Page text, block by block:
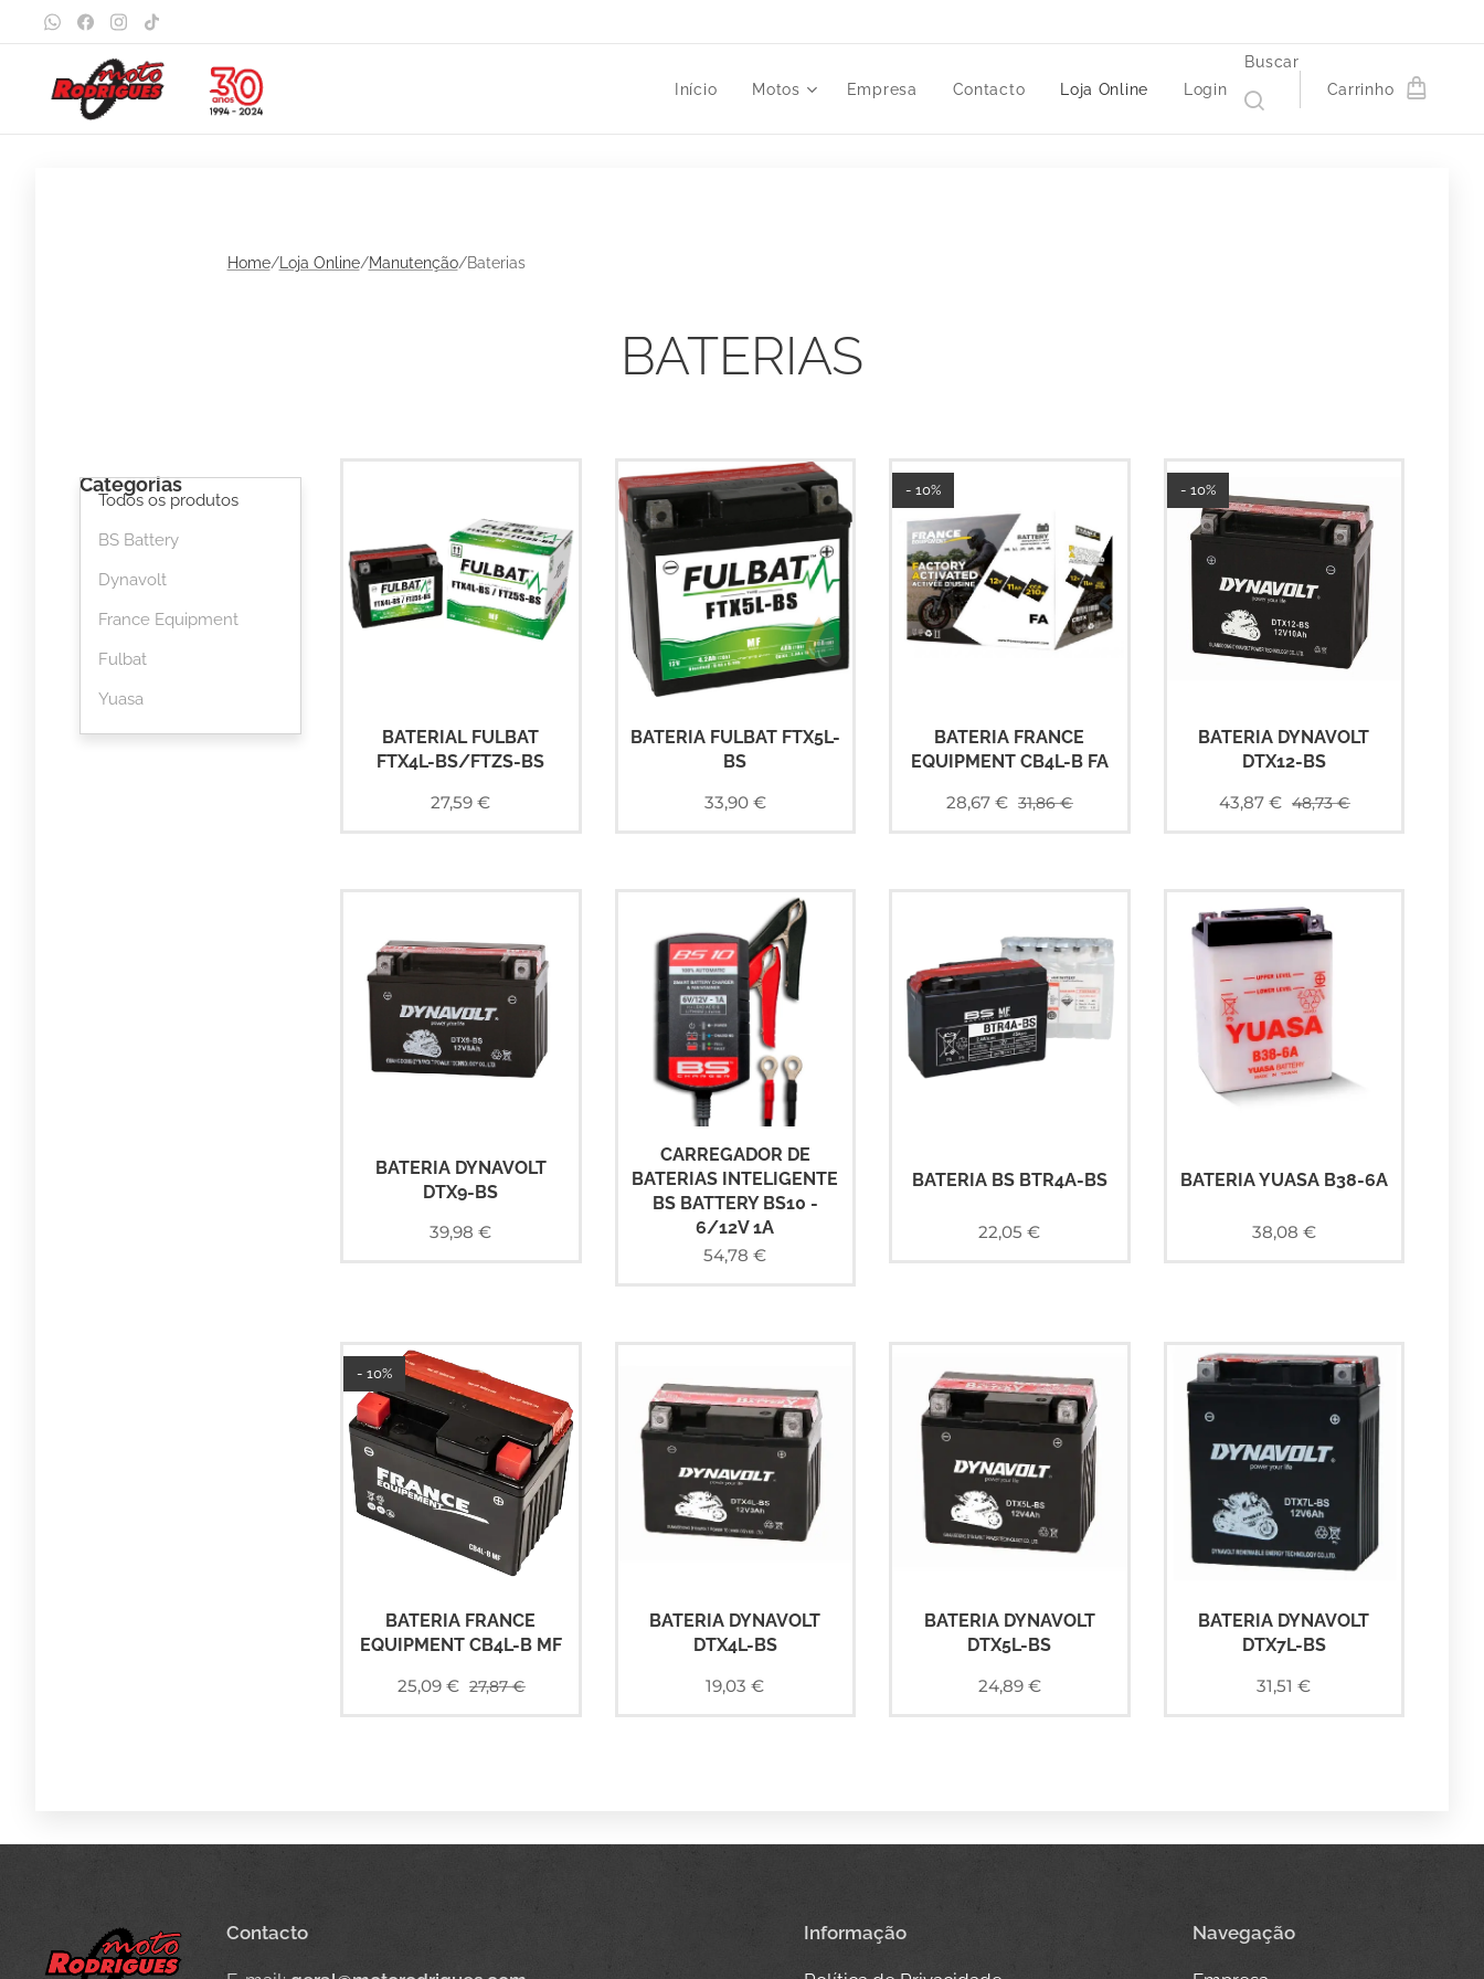
Início Motos Empresa Contacto Loja Online Login
Buscar
Carrinho
Home/Loja Online/Manutenção/Baterias
BATERIAS
Categorias
Todos os produtos
BS Battery
Dynavolt
France Equipment
Fulbat
Yuasa
BATERIAL FULBAT
FTX4L-BS/FTZS-BS
27,59 €
BATERIA FULBAT FTX5L-
BS
33,90€
BATERIA FRANCE
EQUIPMENT CB4L-B FA
- 10%
28,67 € 31,86€
BATERIA DYNAVOLT
DTX12-BS
- 10%
43,87€ 48,73€
BATERIA DYNAVOLT
DTX9-BS
39,98 €
CARREGADOR DE
BATERIAS INTELIGENTE
BS BATTERY BS10 -
6/12V 1A
54,78 €
BATERIA BS BTR4A-BS
22,05 €
BATERIA YUASA B38-6A
38,08 €
BATERIA FRANCE
EQUIPMENT CB4L-B MF
- 10%
25,09€ 27,87€
BATERIA DYNAVOLT
DTX4L-BS
19,03 €
BATERIA DYNAVOLT
DTX5L-BS
24,89€
BATERIA DYNAVOLT
DTX7L-BS
31,51 €
Contacto Informação Navegação